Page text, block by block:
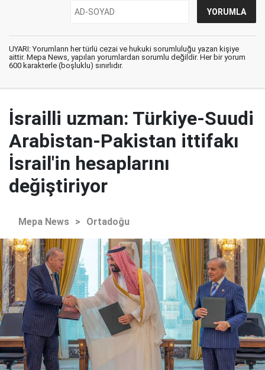
UYARI: Yorumların her türlü cezai ve hukuki sorumluluğu yazan kişiye
aittir. Mepa News, yapılan yorumlardan sorumlu değildir. Her bir yorum
600 karakterle (boşluklu) sınırlıdır.
İsrailli uzman: Türkiye-Suudi
Arabistan-Pakistan ittifakı
İsrail'in hesaplarını
değiştiriyor
Mepa News > Ortadoğu